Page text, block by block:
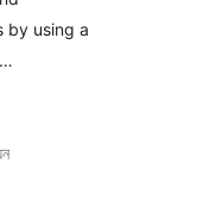
by using a